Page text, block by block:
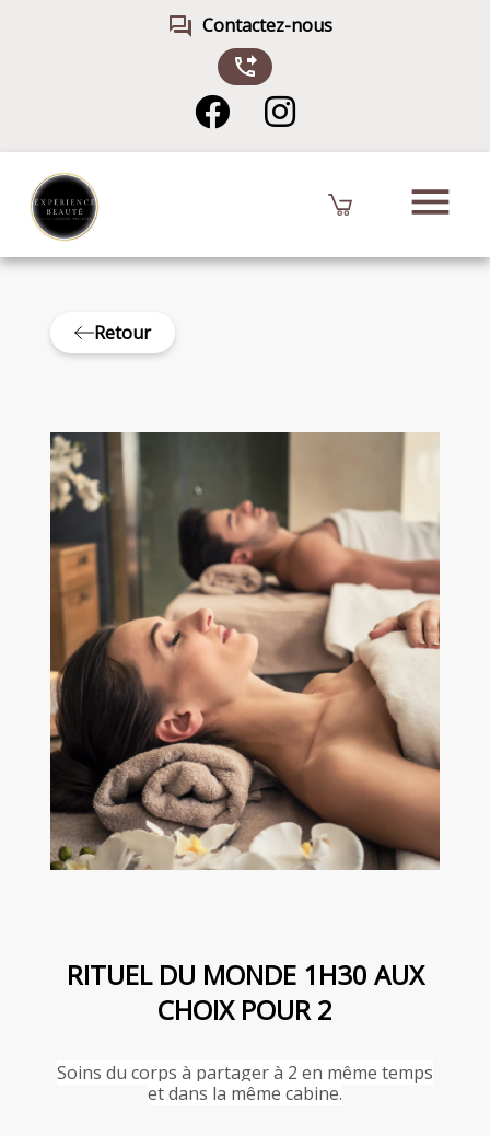
forum Contactez-nous
phone_forwarded
menu
Retour
RITUEL DU MONDE 1H30 AUX
CHOIX POUR 2
Soins du corps à partager à 2 en même temps
et dans la même cabine.